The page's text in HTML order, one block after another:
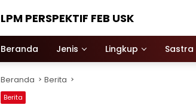
LPM PERSPEKTIF FEB USK
Beranda Jenis Lingkup Sastra
Beranda Berita
Berita